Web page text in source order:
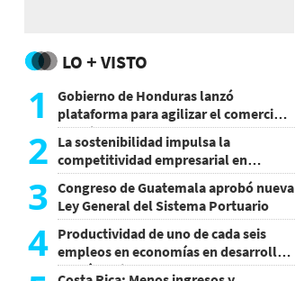
LO + VISTO
1
Gobierno de Honduras lanzó
plataforma para agilizar el comercio
exterior
2 La sostenibilidad impulsa la
competitividad empresarial en
Guatemala
3 Congreso de Guatemala aprobó nueva
Ley General del Sistema Portuario
4 Productividad de uno de cada seis
empleos en economías en desarrollo
podría mejorar por la IA